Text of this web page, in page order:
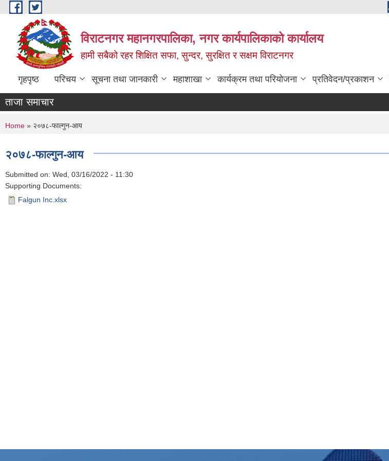
Skip to main content
विराटनगर महानगरपालिका, नगर कार्यपालिकाको कार्यालय
हामी सबैको रहर शिक्षित सफा, सुन्दर, सुरक्षित र सक्षम विराटनगर
गृहपृष्ठ परिचय सूचना तथा जानकारी महाशाखा कार्यक्रम तथा परियोजना प्रतिवेदन/प्रकाशन
ताजा समाचार
You are here
Home » २०७८-फाल्गुन-आय
२०७८-फाल्गुन-आय
Submitted on: Wed, 03/16/2022 - 11:30
Supporting Documents:
Falgun Inc.xlsx